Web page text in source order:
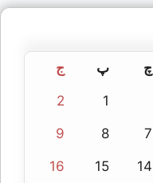
چ پ ج
1
2
7
8
9
14
15
16